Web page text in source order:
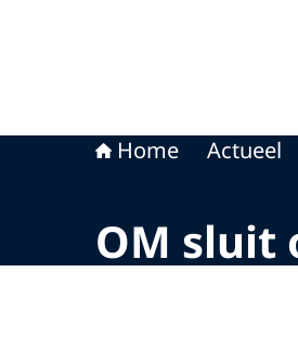
Home Actueel
OM sluit